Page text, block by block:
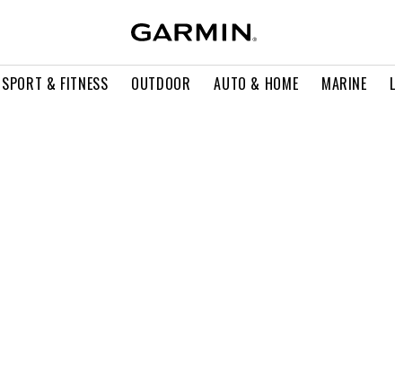
SPORT & FITNESS OUTDOOR AUTO & HOME MARINE